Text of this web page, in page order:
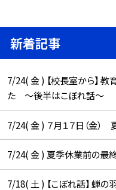
新着記事
7/24( 金 ) 【校長室から】 教
た ～後半はこぼれ話～
7/24( 金 ) ７月１７日（金）
7/24( 金 ) 夏季休業前の最
7/18( 土 ) 【こぼれ話】 蝉の